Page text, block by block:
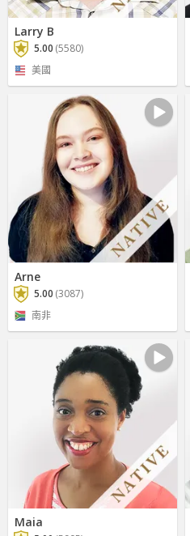
Larry B
5.00 (5580)
美國
Arne
5.00 (3087)
南非
Maia